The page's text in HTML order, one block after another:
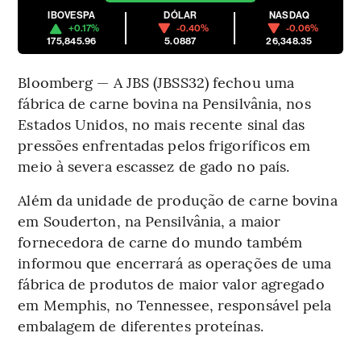
IBOVESPA
+0.17%
175,845.96
DÓLAR
-0.40%
5.0887
NASDAQ
-0.06%
26,348.35
Bloomberg — A JBS (JBSS32) fechou uma
fábrica de carne bovina na Pensilvânia, nos
Estados Unidos, no mais recente sinal das
pressões enfrentadas pelos frigoríficos em
meio à severa escassez de gado no país.
Além da unidade de produção de carne bovina
em Souderton, na Pensilvânia, a maior
fornecedora de carne do mundo também
informou que encerrará as operações de uma
fábrica de produtos de maior valor agregado
em Memphis, no Tennessee, responsável pela
embalagem de diferentes proteínas.